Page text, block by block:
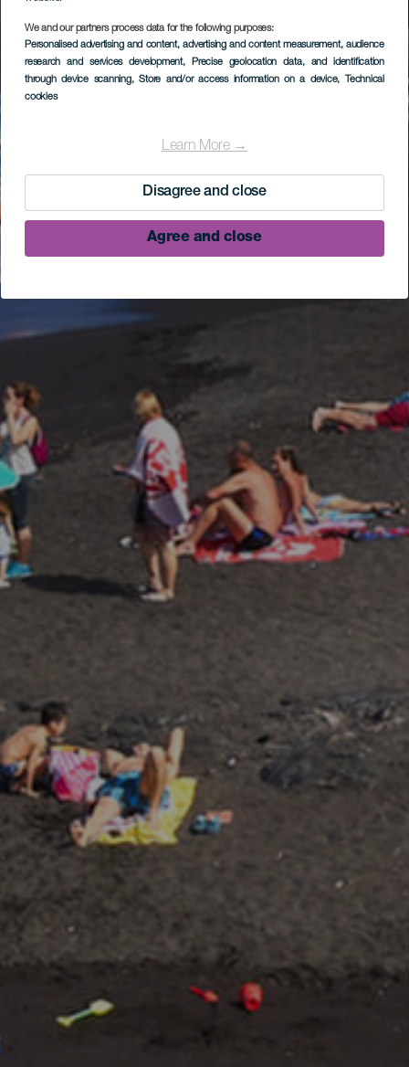
We and our partners process data for the following purposes:
Personalised advertising and content, advertising and content measurement, audience
research and services development, Precise geolocation data, and identification
through device scanning, Store and/or access information on a device, Technical
cookies
Learn More →
Disagree and close
Agree and close